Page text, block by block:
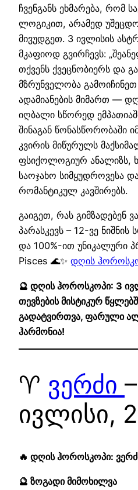
ჩვენგანს ეხმარება, რომ
ლოგიკით, არამედ
მივუდგეთ. 3 ივლისის
მკაფიოდ გვირჩევს:
თქვენს ქვეცნობიერს და
მზრუნველობა
ადამიანების მიმართ —
იღბალი სწორედ
შინაგან წონასწორობაში
კვირის მიწურულს
ფსიქოლოგიურ ანალიზს,
საოჯახო სიმყუდროვესა
რომანტიკულ კავშირებს.
გაიგეთ, რას გიმზადებენ
პარასკევს – 12-ვე
და 100%-ით უნიკალური
Pisces 🌊✨ დღის
🔮 დღის ჰოროსკოპი: 3
თევზების მისტიკურ
გადატვირთვა, ფარული
ჰარმონია!
♈ ვერძი
ივლისი,
🔥 დღის ჰოროსკოპი:
🔮 ზოგადი მიმოხილვა